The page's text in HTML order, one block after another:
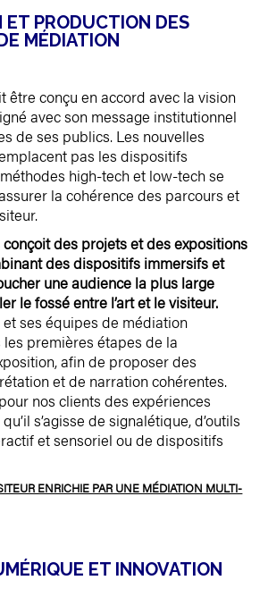
ET PRODUCTION DES
MÉDIATION
être conçu en accord avec la vision
avec son message institutionnel
de ses publics. Les nouvelles
pas les dispositifs
high-tech et low-tech se
la cohérence des parcours et
des projets et des expositions
des dispositifs immersifs et
une audience la plus large
le fossé entre l’art et le visiteur.
ses équipes de médiation
premières étapes de la
afin de proposer des
et de narration cohérentes.
nos clients des expériences
s’agisse de signalétique, d’outils
et sensoriel ou de dispositifs
ENRICHIE PAR UNE MÉDIATION MULTI-
ET INNOVATION